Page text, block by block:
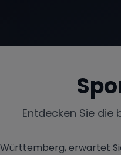
Entdecken Sie
erwartet